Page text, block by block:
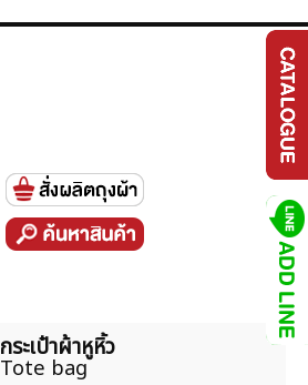
กระเป๋าผ้าหูหิ้ว
Tote bag